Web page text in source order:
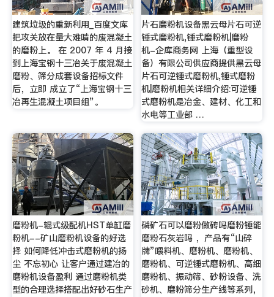
建筑垃圾的重新利用_百度文库
把攻关放在量大难啃的废混凝土
的磨粉上。 在 2007 年 4 月接
到上海宝钢十三冶关于废混凝土
磨粉、筛分成套设备招标文件
后，立即 成立了“上海宝钢十三
冶再生混凝土项目组”。
片石磨粉机设备黑云母片石可逆
锤式磨粉机,锤式磨粉机|磨粉
机-企库商务网 上海（重型设
备）有限公司供应商提供黑云母
片石可逆锤式磨粉机,锤式磨粉
机|磨粉机相关详细介绍:可逆锤
式磨粉机是冶金、建材、化工和
水电等工业部 …
磨粉机-辊式级配机HST单缸磨
粉机--矿山磨粉机设备的好选
择 如何降低冲击式磨粉机的扬
尘 不忘初心 让客户通过建冶的
磨粉机设备盈利 通过磨粉机类
型的合理选择搭配出好砂石生产
磷矿石可以磨粉做砖吗磨粉锤能
磨粉石灰岩吗 ，产品有“山碎
牌”喂料机、磨粉机、磨粉机、
磨粉机、可逆锤式磨粉机、高细
磨粉机、振动筛、砂粉设备、洗
砂机、磨粉筛分生产线等系列，